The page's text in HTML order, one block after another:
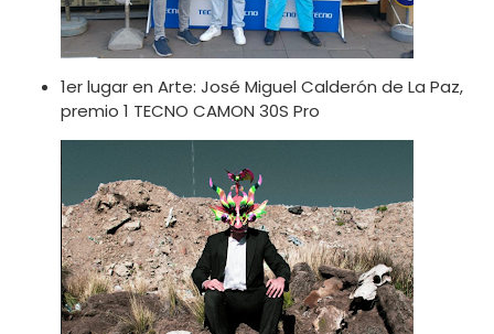
1er lugar en Arte: José Miguel Calderón de La Paz,
premio 1 TECNO CAMON 30S Pro